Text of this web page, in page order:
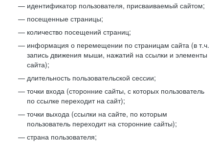
идентификатор пользователя, присваиваемый сайтом;
посещенные страницы;
количество посещений страниц;
информация о перемещении по страницам сайта (в т.ч.
запись движения мыши, нажатий на ссылки и элементы
сайта);
длительность пользовательской сессии;
точки входа (сторонние сайты, с которых пользователь
по ссылке переходит на сайт);
точки выхода (ссылки на сайте, по которым
пользователь переходит на сторонние сайты);
страна пользователя;